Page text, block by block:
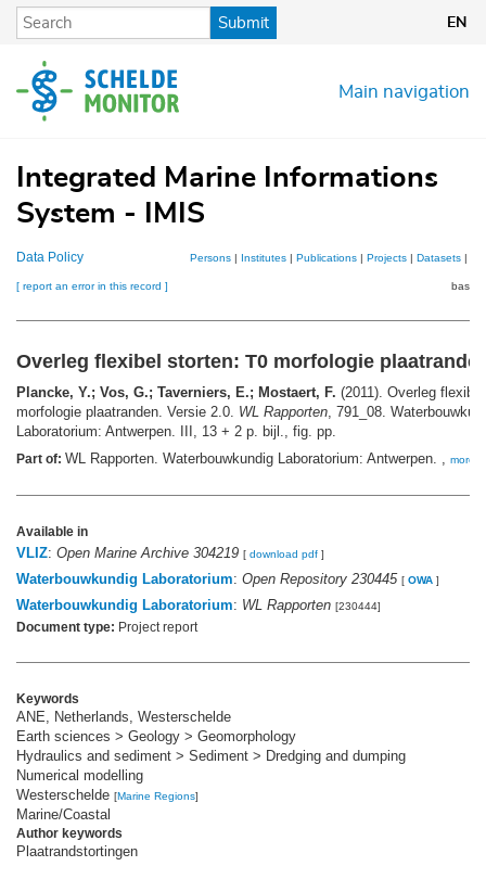
Skip
content
Submit EN
Main navigation
Integrated Marine Informations
System - IMIS
Data Policy Persons | Institutes | Publications | Projects | Datasets |
[ report an error in this record ]
Overleg flexibel storten: T0 morfologie
Plancke, Y.; Vos, G.; Taverniers, E.; Mostaert, F. (2011). Overleg
morfologie plaatranden. Versie 2.0. WL Rapporten, 791_08.
Laboratorium: Antwerpen. III, 13 + 2 p. bijl., fig. pp.
Part of: WL Rapporten. Waterbouwkundig Laboratorium: Antwerpen. , more
Available in
VLIZ: Open Marine Archive 304219 [ download pdf ]
Waterbouwkundig Laboratorium: Open Repository 230445 [ OWA ]
Waterbouwkundig Laboratorium: WL Rapporten [230444]
Document type: Project report
Keywords
ANE, Netherlands, Westerschelde
Earth sciences > Geology > Geomorphology
Hydraulics and sediment > Sediment > Dredging and dumping
Numerical modelling
Westerschelde [Marine Regions]
Marine/Coastal
Author keywords
Plaatrandstortingen